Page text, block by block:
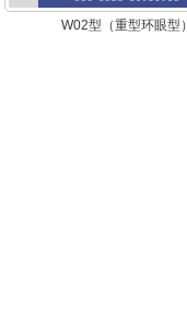
W02型（重型环眼型）